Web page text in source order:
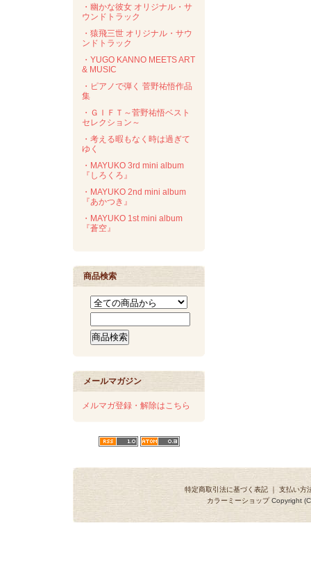
・幽かな彼女 オリジナル・サ
ウンドトラック
・猿飛三世 オリジナル・サウ
ンドトラック
・YUGO KANNO MEETS ART
& MUSIC
・ピアノで弾く 菅野祐悟作品
集
・ＧＩＦＴ～菅野祐悟ベスト
セレクション～
・考える暇もなく時は過ぎて
ゆく
・MAYUKO 3rd mini album
『しろくろ』
・MAYUKO 2nd mini album
『あかつき』
・MAYUKO 1st mini album
『蒼空』
商品検索
メールマガジン
メルマガ登録・解除はこちら
特定商取引法に基づく表記 ｜ 支払い方
カラーミーショップCopyright